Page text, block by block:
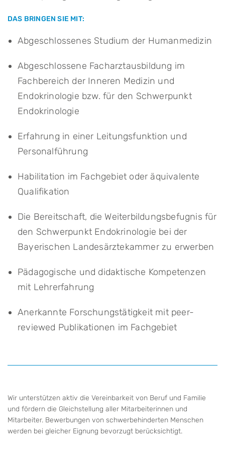
DAS BRINGEN SIE MIT:
Abgeschlossenes Studium der Humanmedizin
Abgeschlossene Facharztausbildung im
Fachbereich der Inneren Medizin und
Endokrinologie bzw. für den Schwerpunkt
Endokrinologie
Erfahrung in einer Leitungsfunktion und
Personalführung
Habilitation im Fachgebiet oder äquivalente
Qualifikation
Die Bereitschaft, die Weiterbildungsbefugnis für
den Schwerpunkt Endokrinologie bei der
Bayerischen Landesärztekammer zu erwerben
Pädagogische und didaktische Kompetenzen
mit Lehrerfahrung
Anerkannte Forschungstätigkeit mit peer-
reviewed Publikationen im Fachgebiet
Wir unterstützen aktiv die Vereinbarkeit von Beruf und Familie
und fördern die Gleichstellung aller Mitarbeiterinnen und
Mitarbeiter. Bewerbungen von schwerbehinderten Menschen
werden bei gleicher Eignung bevorzugt berücksichtigt.